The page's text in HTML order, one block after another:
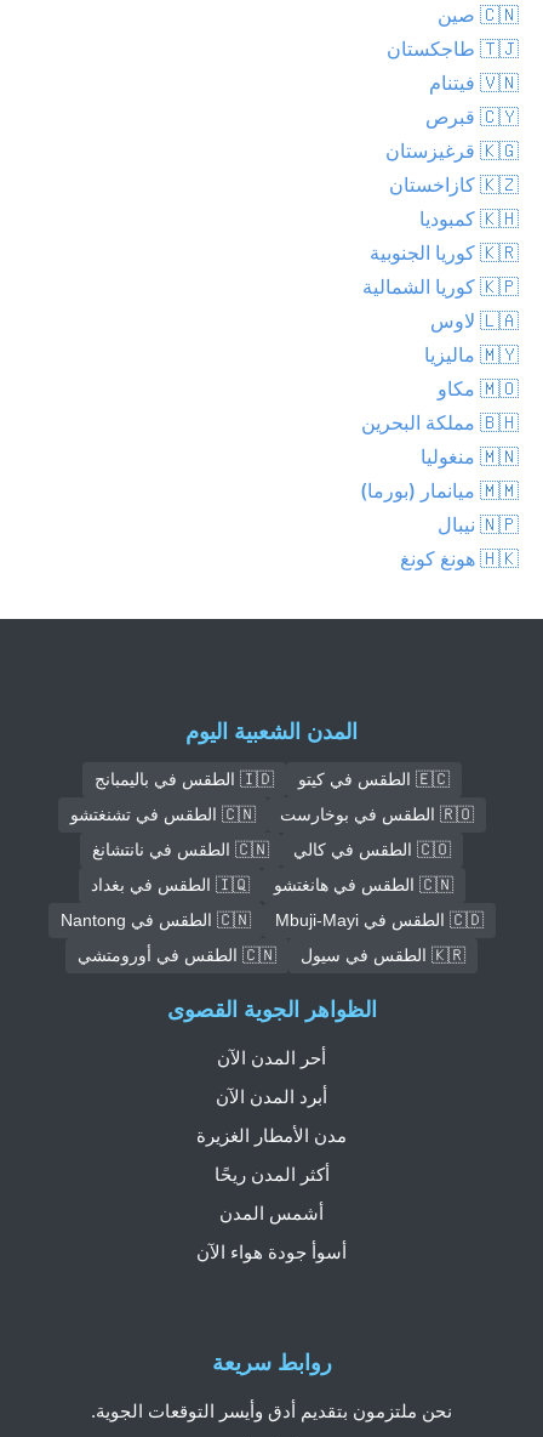
🇨🇳 صين
🇹🇯 طاجكستان
🇻🇳 فيتنام
🇨🇾 قبرص
🇰🇬 قرغيزستان
🇰🇿 كازاخستان
🇰🇭 كمبوديا
🇰🇷 كوريا الجنوبية
🇰🇵 كوريا الشمالية
🇱🇦 لاوس
🇲🇾 ماليزيا
🇲🇴 مكاو
🇧🇭 مملكة البحرين
🇲🇳 منغوليا
🇲🇲 ميانمار (بورما)
🇳🇵 نيبال
🇭🇰 هونغ كونغ
المدن الشعبية اليوم
🇪🇨 الطقس في كيتو
🇮🇩 الطقس في باليمبانج
🇷🇴 الطقس في بوخارست
🇨🇳 الطقس في تشنغتشو
🇨🇴 الطقس في كالي
🇨🇳 الطقس في نانتشانغ
🇨🇳 الطقس في هانغتشو
🇮🇶 الطقس في بغداد
🇨🇩 الطقس في Mbuji-Mayi
🇨🇳 الطقس في Nantong
🇰🇷 الطقس في سيول
🇨🇳 الطقس في أورومتشي
روابط سريعة
نحن ملتزمون بتقديم أدق وأيسر التوقعات الجوية.
الظواهر الجوية القصوى
أحر المدن الآن
أبرد المدن الآن
مدن الأمطار الغزيرة
أكثر المدن ريحًا
أشمس المدن
أسوأ جودة هواء الآن